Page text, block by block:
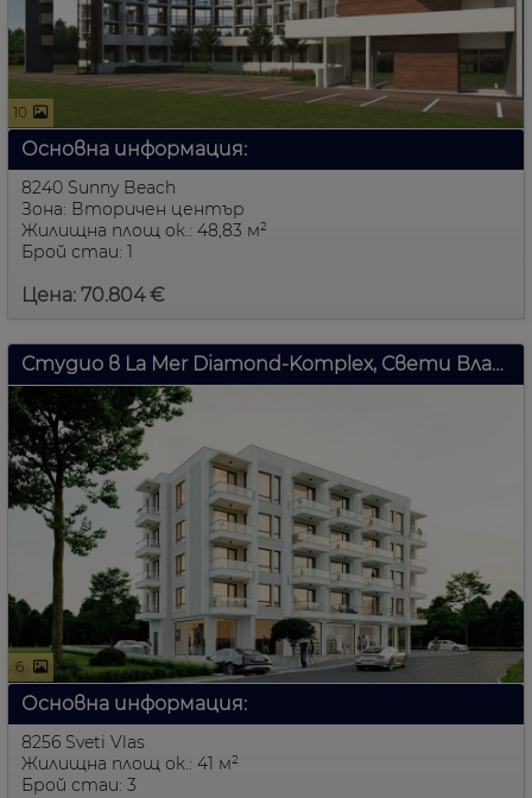
10
Основна информация:
8240 Sunny Beach
Зона: Вторичен център
Цена: 70.804 €
Жилищна площ ок.: 48,83 м²
Брой стаи: 1
Студио в La Mer Diamond-Komplex, Свети Влас, България
6
Основна информация:
8256 Sveti Vlas
Жилищна площ ок.: 41 м²
Брой стаи: 3